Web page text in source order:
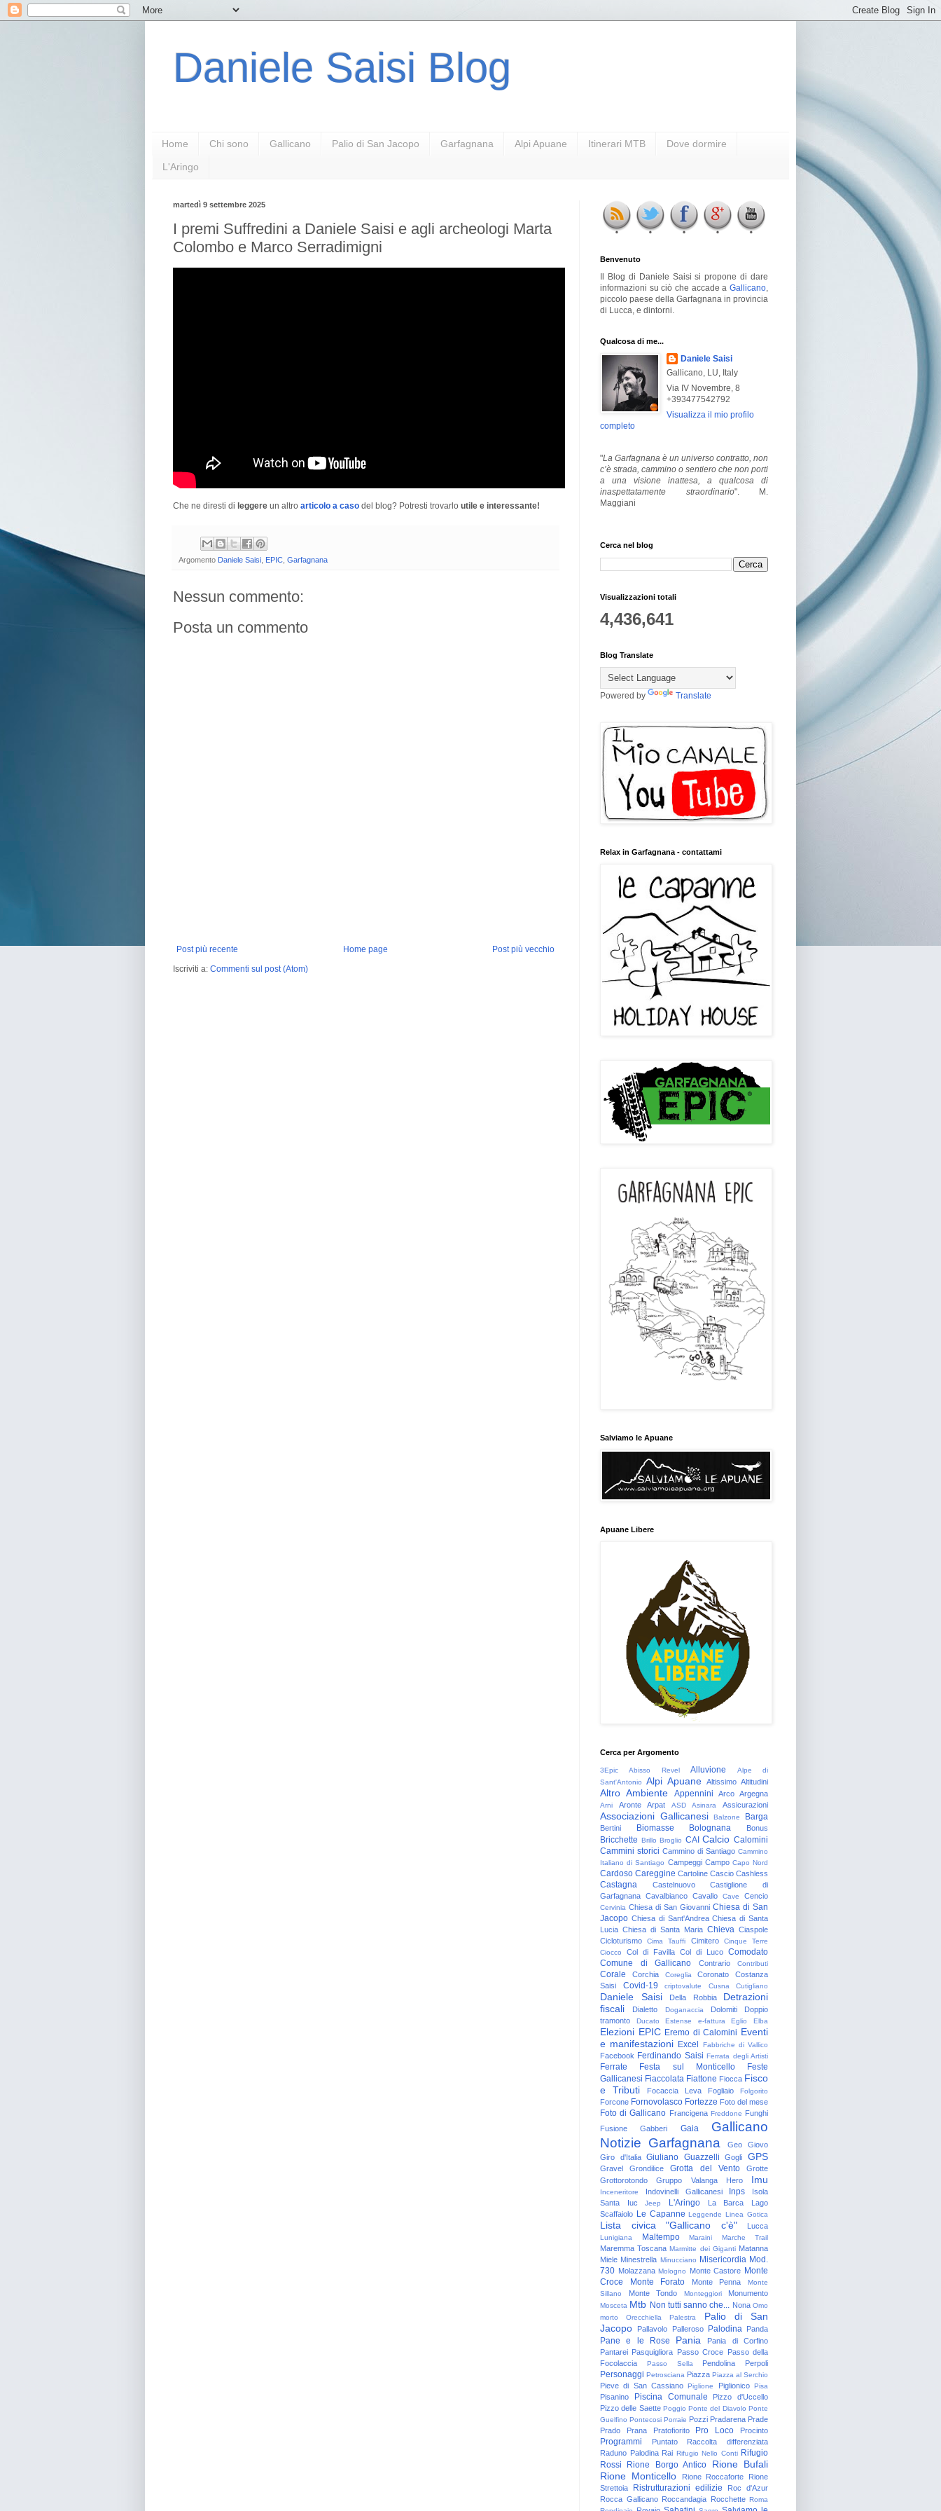
Daniele Saisi Blog
Home Chi sono Gallicano Palio di San Jacopo Garfagnana Alpi Apuane Itinerari MTB Dove dormire
L'Aringo
martedì 9 settembre 2025
I premi Suffredini a Daniele Saisi e agli archeologi Marta
Colombo e Marco Serradimigni
Che ne diresti di leggere un altro articolo a caso del blog? Potresti trovarlo utile e interessante!
Argomento Daniele Saisi EPIC Garfagnana
Nessun commento:
Posta un commento
Post più recente Post più vecchio
Home page
Iscriviti a: Commenti sul post (Atom)
Benvenuto
Il Blog di Daniele Saisi si propone di dare
informazioni su ciò che accade a Gallicano
piccolo paese della Garfagnana in provincia
di Lucca, e dintorni.
Qualcosa di me...
Daniele Saisi
Gallicano, LU, Italy
Via IV Novembre, 8
+393477542792
Visualizza il mio profilo
completo
"La Garfagnana è un universo contratto, non
c’è strada, cammino o sentiero che non porti
a una visione inattesa, a qualcosa di
inaspettatamente straordinario". M.
Maggiani
Cerca nel blog
Visualizzazioni totali
4,436,641
Blog Translate
Powered by Translate
Relax in Garfagnana - contattami
Salviamo le Apuane
Apuane Libere
Cerca per Argomento
3Epic Abisso Revel Alluvione
Alpe di
Sant'Antonio
Alpi Apuane Altissimo Altitudini
Altro Ambiente Appennini Arco Argegna
Arni Aronte Arpat ASD Asinara Assicurazioni
Associazioni Gallicanesi Balzone Barga
Bertini Biomasse Bolognana Bonus
Bricchette Brillo Broglio CAI Calcio Calomini
Cammini storici Cammino di Santiago Cammino
Italiano di Santiago Campeggi Campo Capo Nord
Cardoso Careggine Cartoline Cascio Cashless
Castagna Castelnuovo
Castiglione di
Garfagnana Cavalbianco Cavallo Cave Cencio
Cervinia Chiesa di San Giovanni Chiesa di San
Jacopo Chiesa di Sant'Andrea Chiesa di Santa
Lucia Chiesa di Santa Maria Chieva Ciaspole
Cicloturismo
Cima Tauffi Cimitero
Cinque Terre
Ciocco
Col di Favilla Col di Luco Comodato
Comune di Gallicano
Contrario Contributi
Corale Corchia Coreglia Coronato
Costanza
Saisi
Covid-19 criptovalute Cusna Cutigliano
Daniele Saisi Della Robbia
Detrazioni
fiscali
Dialetto Doganaccia Dolomiti
Doppio
tramonto
Ducato Estense e-fattura Eglio Elba
Elezioni EPIC Eremo di Calomini Eventi
e manifestazioni Excel Fabbriche di Vallico
Facebook Ferdinando Saisi Ferrata degli Artisti
Ferrate Festa sul Monticello
Feste
Gallicanesi Fiaccolata Fiattone Fiocca Fisco
e Tributi
Focaccia Leva Fogliaio Folgorito
Forcone Fornovolasco Fortezze Foto del mese
Foto di Gallicano Francigena Freddone Funghi
Fusione
Gabberi Gaia
Gallicano
Notizie Garfagnana Geo
Giovo
Giro d'Italia
Giuliano Guazzelli Gogli GPS
Gravel Grondilice Grotta del Vento
Grotte
Grottorotondo
Gruppo Valanga Hero Imu
Inceneritore Indovinelli Gallicanesi Inps
Isola
Santa
Iuc Jeep L'Aringo La Barca
Lago
Scaffaiolo Le Capanne Leggende Linea Gotica
Lista civica "Gallicano c'è" Lucca
Lunigiana Maltempo Maraini Marche Trail
Maremma Toscana Marmitte dei Giganti Matanna
Miele Minestrella Minucciano Misericordia Mod.
730 Molazzana Mologno Monte Castore Monte
Croce
Monte Forato Monte Penna
Monte
Sillano
Monte Tondo Monteggiori Monumento
Mosceta Mtb Non tutti sanno che... Nona Omo
morto
Orecchiella Palestra
Palio di San
Jacopo
Pallavolo Palleroso Palodina Panda
Pane e le Rose Pania
Pania di Corfino
Pantarei Pasquigliora Passo Croce Passo della
Focolaccia
Passo Sella Pendolina Perpoli
Personaggi Petrosciana Piazza Piazza al Serchio
Pieve di San Cassiano Piglione Piglionico Pisa
Pisanino Piscina Comunale
Pizzo d'Uccello
Pizzo delle Saette Poggio Ponte del Diavolo Ponte
Guelfino Pontecosi Porraie Pozzi Pradarena Prade
Prado
Prana Pratofiorito Pro Loco Procinto
Programmi Puntato
Raccolta differenziata
Raduno Palodina Rai Rifugio Nello Conti Rifugio
Rossi
Rione Borgo Antico
Rione Bufali
Rione Monticello
Rione Roccaforte
Rione
Strettoia
Ristrutturazioni edilizie
Roc d'Azur
Rocca Gallicano Roccandagia Rocchette Roma